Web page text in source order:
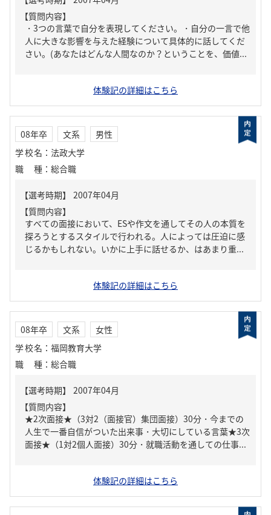
【質問内容】
・3つの言葉で自分を表現してください。・自分の一言で他
人に大きな影響を与えた経験について具体的に話してくだ
さい。(あなたはどんな人間なのか？ということを、価値...
体験記の詳細はこちら
08年卒 文系
男性
学校名 ： 法政大学
職種 ： 総合職
【質問内容】
すべての面接において、ESや作文を通してその人の本質を
探ろうとするスタイルで行われる。人によっては圧迫に感
じるかもしれない。いかに上手に話せるか、はあまり重...
体験記の詳細はこちら
08年卒 文系
女性
学校名 ： 福岡教育大学
職種 ： 総合職
【質問内容】
★2次面接★（3対2（面接官）集団面接）30分・今までの
人生で一番自信がついた出来事・大切にしている言葉★3次
面接★（1対2個人面接）30分・就職活動を通しての仕事...
体験記の詳細はこちら